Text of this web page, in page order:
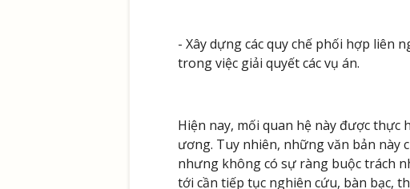
- Xây dựng các quy chế phối hợp liên
trong việc giải quyết các vụ án.
Hiện nay, mối quan hệ này được
ương. Tuy nhiên, những văn bản này
nhưng không có sự ràng buộc trách
tới cần tiếp tục nghiên cứu, bàn bạc,